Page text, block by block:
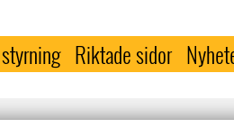
Riktade sidor